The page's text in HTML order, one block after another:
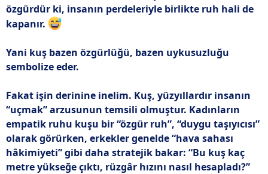
özgürdür ki, insanın perdeleriyle birlikte ruh hali de
kapanır.
Yani kuş bazen özgürlüğü, bazen uykusuzluğu
sembolize eder.
Fakat işin derinine inelim. Kuş, yüzyıllardır insanın
“uçmak” arzusunun temsili olmuştur. Kadınların
empatik ruhu kuşu bir “özgür ruh”, “duygu taşıyıcısı”
olarak görürken, erkekler genelde “hava sahası
hâkimiyeti” gibi daha stratejik bakar: “Bu kuş kaç
metre yükseğe çıktı, rüzgâr hızını nasıl hesapladı?”